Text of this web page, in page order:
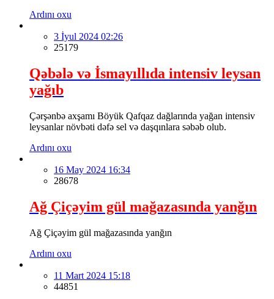
Ardını oxu
3 İyul 2024 02:26
25179
Qəbələ və İsmayıllıda intensiv leysan
yağıb
Çərşənbə axşamı Böyük Qafqaz dağlarında yağan intensiv
leysanlar növbəti dəfə sel və daşqınlara səbəb olub.
Ardını oxu
16 May 2024 16:34
28678
Ağ Çiçəyim gül mağazasında yanğın
Ağ Çiçəyim gül mağazasında yanğın
Ardını oxu
11 Mart 2024 15:18
44851